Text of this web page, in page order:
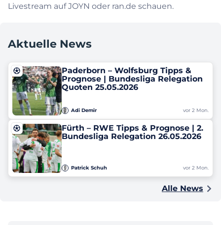
Livestream auf JOYN oder ran.de schauen.
Aktuelle News
Paderborn – Wolfsburg Tipps &
Prognose | Bundesliga Relegation
Quoten 25.05.2026
Adi Demir vor 2 Mon.
Fürth – RWE Tipps & Prognose | 2.
Bundesliga Relegation 26.05.2026
Patrick Schuh vor 2 Mon.
Alle News